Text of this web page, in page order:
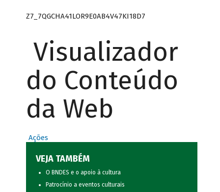
Z7_7QGCHA41LOR9E0AB4V47KI18D7
Visualizador
do Conteúdo
da Web
Ações
VEJA TAMBÉM
O BNDES e o apoio à cultura
Patrocínio a eventos culturais